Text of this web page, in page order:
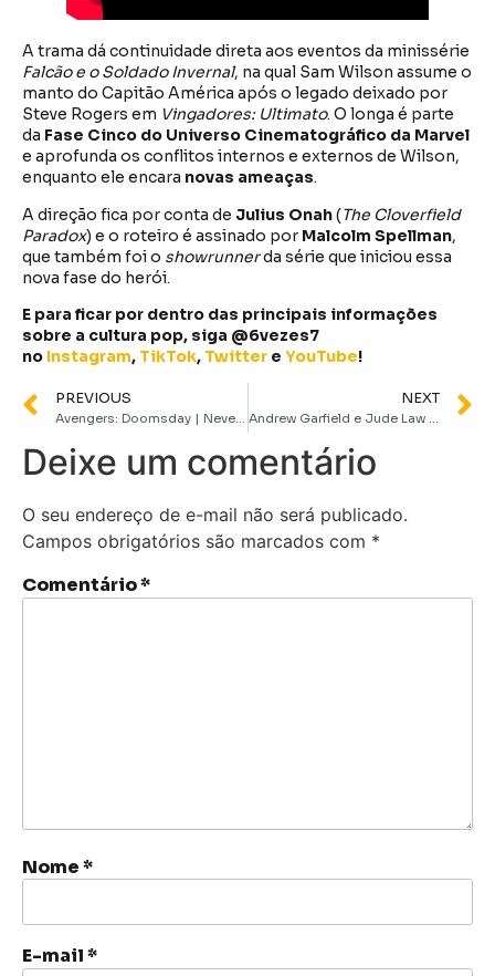
A trama dá continuidade direta aos eventos da minissérie
Falcão e o Soldado Invernal, na qual Sam Wilson assume o
manto do Capitão América após o legado deixado por
Steve Rogers em Vingadores: Ultimato. O longa é parte
da Fase Cinco do Universo Cinematográfico da Marvel
e aprofunda os conflitos internos e externos de Wilson,
enquanto ele encara novas ameaças.
A direção fica por conta de Julius Onah(The Cloverfield
Paradox) e o roteiro é assinado por Malcolm Spellman,
que também foi o showrunnerda série que iniciou essa
nova fase do herói.
E para ficar por dentro das principais informações
sobre a cultura pop, siga @6vezes7
no Instagram, TikTok, Twitter e YouTube!
PREVIOUS
Avengers: Doomsday | Neve Campbell pode viver Polaris, filha do Magneto, diz insider
NEXT
Andrew Garfield e Jude Law protagonizam “Wild Things”, nova série da Apple TV+
Deixe um comentário
O seu endereço de e-mail não será publicado.
Campos obrigatórios são marcados com *
Comentário*
Nome*
E-mail*